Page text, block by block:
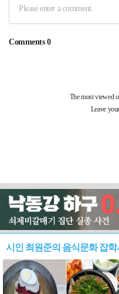
시인 최원준의 음식문화 잡학